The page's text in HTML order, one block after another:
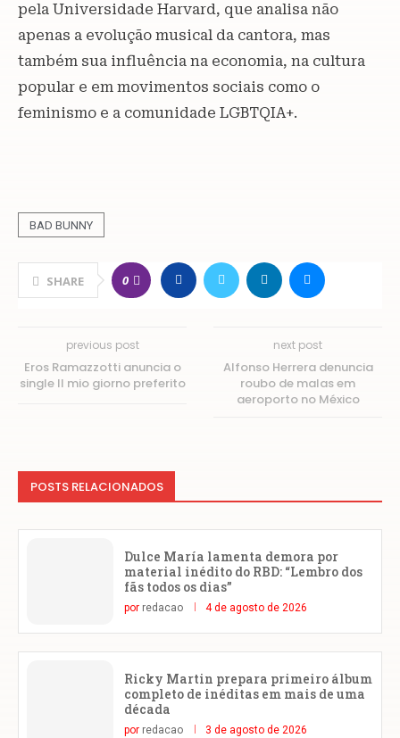
pela Universidade Harvard, que analisa não
apenas a evolução musical da cantora, mas
também sua influência na economia, na cultura
popular e em movimentos sociais como o
feminismo e a comunidade LGBTQIA+.
BAD BUNNY
SHARE 0
previous post
Eros Ramazzotti anuncia o
single Il mio giorno preferito
next post
Alfonso Herrera denuncia
roubo de malas em
aeroporto no México
POSTS RELACIONADOS
Dulce María lamenta demora por
material inédito do RBD: “Lembro dos
fãs todos os dias”
por redacao 4 de agosto de 2026
Ricky Martin prepara primeiro álbum
completo de inéditas em mais de uma
década
por redacao 3 de agosto de 2026